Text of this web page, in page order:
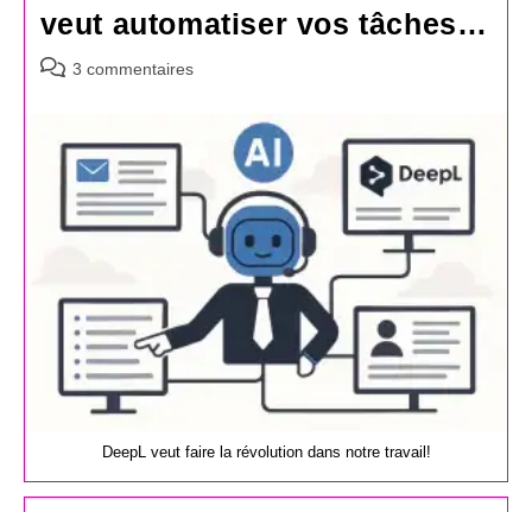
veut automatiser vos tâches…
Commentaires
publication :
3 commentaires
DeepL veut faire la révolution dans notre travail!